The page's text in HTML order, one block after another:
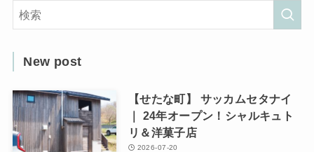
New post
【せたな町】 サッカムセタナイ
｜ 24年オープン！シャルキュト
リ＆洋菓子店
2026-07-20